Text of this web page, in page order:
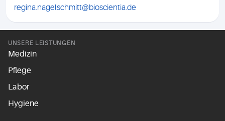
regina.nagelschmitt@bioscientia.de
UNSERE LEISTUNGEN
Medizin
Pflege
Labor
Hygiene